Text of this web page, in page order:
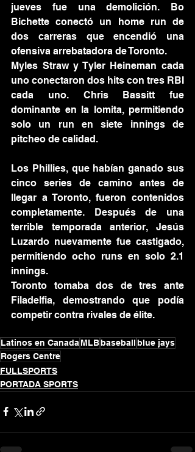
jueves fue una demolición. Bo
Bichette conectó un home run de
dos carreras que encendió una
ofensiva arrebatadora de Toronto.
Myles Straw y Tyler Heineman cada
uno conectaron dos hits con tres RBI
cada uno. Chris Bassitt fue
dominante en la lomita, permitiendo
solo un run en siete innings de
pitcheo de calidad.
Los Phillies, que habían ganado sus
cinco series de camino antes de
llegar a Toronto, fueron contenidos
completamente. Después de una
terrible temporada anterior, Jesús
Luzardo nuevamente fue castigado,
permitiendo ocho runs en solo 2.1
innings.
Toronto tomaba dos de tres ante
Filadelfia, demostrando que podía
competir contra rivales de élite.
Latinos en Canada MLBbaseballblue jays
Rogers Centre
FULLSPORTS
PORTADA SPORTS